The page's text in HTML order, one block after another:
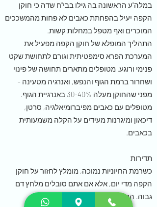
במלה"ע הראשונה בה גילו בבי"ח שדה כי חוקן
הקפה יעיל בהפחתת כאבים לא פחות מהמשככים
המוכרים ואף מטפל במחלות קשות.
התהליך המופלא של חוקן הקפה מפעיל את
המערכת הפרא סימפטיתית וגורם לתחושת שקט
פנימי ורוגע. מטופלים מתארים תחושה של פינוי
ושחרור ברמת הגוף והנפש, ואנרגיה מטעינה -
מפני שהחוקן מעלה 30-40% באנרגיית הגוף.
מטופלים עם כאבים מפיברומיאלגיה, סרטן,
דיכאון ומיגרנות מעידים על הקלה משמעותית
בכאבים.
תדירות
כשרמת החיוניות נמוכה, מומלץ לחזור על חוקן
הקפה מדי יום, אלא אם אתם סובלים מלחץ דם
גבוה. המינון המומלץ הוא אחת לשבועיים